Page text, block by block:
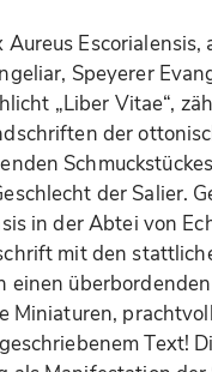
Aureus
Speyerer
„Liber Vitae“,
der
der Salier.
in der Abtei von
mit den
einen
Miniaturen,
Text!